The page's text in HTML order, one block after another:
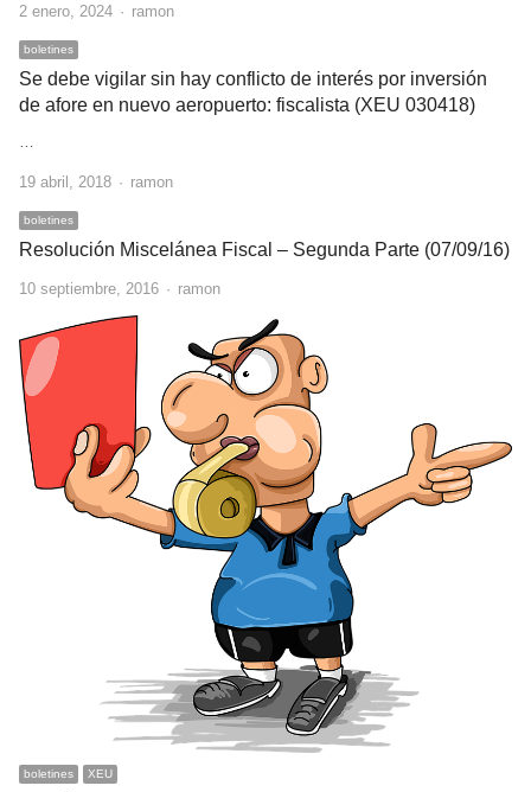
2 enero, 2024 Author
ramon
boletines
Se debe vigilar sin hay conflicto de interés por inversión
de afore en nuevo aeropuerto: fiscalista (XEU 030418)
…
19 abril, 2018 Author
ramon
boletines
Resolución Miscelánea Fiscal – Segunda Parte (07/09/16)
10 septiembre, 2016 Author
ramon
boletines XEU